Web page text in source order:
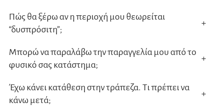
Πώς θα ξέρω αν η περιοχή μου θεωρείται
“δυσπρόσιτη”;
+
Μπορώ να παραλάβω την παραγγελία μου από το
φυσικό σας κατάστημα;
+
Έχω κάνει κατάθεση στην τράπεζα. Τι πρέπει να
κάνω μετά;
+